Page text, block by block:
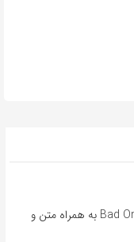
آهنگ انگلیسی Specter از Bad Omens به همراه متن و